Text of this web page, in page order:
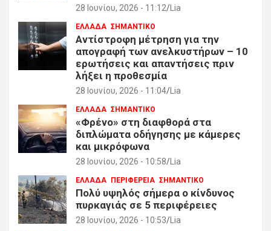
28 Ιουνίου, 2026 - 11:12 Lia
ΕΛΛΑΔΑ ΣΗΜΑΝΤΙΚΟ
Αντίστροφη μέτρηση για την
απογραφή των ανελκυστήρων – 10
ερωτήσεις και απαντήσεις πριν
λήξει η προθεσμία
28 Ιουνίου, 2026 - 11:04 Lia
ΕΛΛΑΔΑ ΣΗΜΑΝΤΙΚΟ
«Φρένο» στη διαφθορά στα
διπλώματα οδήγησης με κάμερες
και μικρόφωνα
28 Ιουνίου, 2026 - 10:58 Lia
ΕΛΛΑΔΑ ΠΕΡΙΦΕΡΕΙΑ ΣΗΜΑΝΤΙΚΟ
Πολύ υψηλός σήμερα ο κίνδυνος
πυρκαγιάς σε 5 περιφέρειες
28 Ιουνίου, 2026 - 10:53 Lia